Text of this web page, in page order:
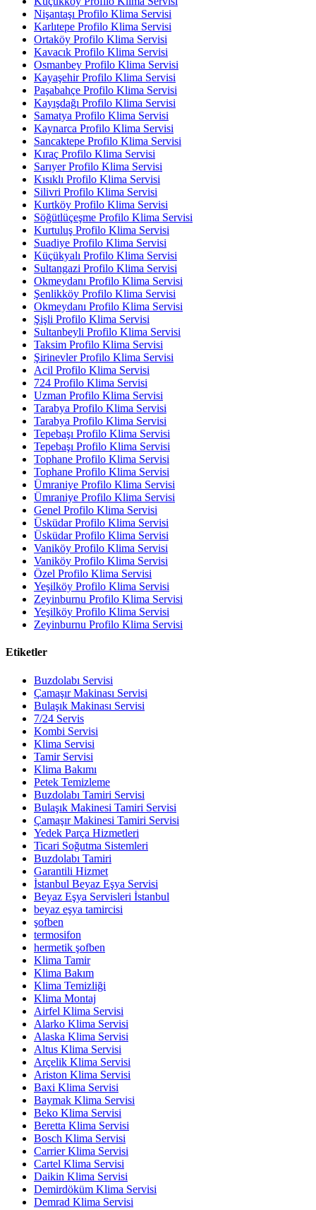
Nişantaşı Profilo Klima Servisi
Karlıtepe Profilo Klima Servisi
Ortaköy Profilo Klima Servisi
Kavacık Profilo Klima Servisi
Osmanbey Profilo Klima Servisi
Kayaşehir Profilo Klima Servisi
Paşabahçe Profilo Klima Servisi
Kayışdağı Profilo Klima Servisi
Samatya Profilo Klima Servisi
Kaynarca Profilo Klima Servisi
Sancaktepe Profilo Klima Servisi
Kıraç Profilo Klima Servisi
Sarıyer Profilo Klima Servisi
Kısıklı Profilo Klima Servisi
Silivri Profilo Klima Servisi
Kurtköy Profilo Klima Servisi
Söğütlüçeşme Profilo Klima Servisi
Kurtuluş Profilo Klima Servisi
Suadiye Profilo Klima Servisi
Küçükyalı Profilo Klima Servisi
Sultangazi Profilo Klima Servisi
Okmeydanı Profilo Klima Servisi
Şenlikköy Profilo Klima Servisi
Okmeydanı Profilo Klima Servisi
Şişli Profilo Klima Servisi
Sultanbeyli Profilo Klima Servisi
Taksim Profilo Klima Servisi
Şirinevler Profilo Klima Servisi
Acil Profilo Klima Servisi
724 Profilo Klima Servisi
Uzman Profilo Klima Servisi
Tarabya Profilo Klima Servisi
Tarabya Profilo Klima Servisi
Tepebaşı Profilo Klima Servisi
Tepebaşı Profilo Klima Servisi
Tophane Profilo Klima Servisi
Tophane Profilo Klima Servisi
Ümraniye Profilo Klima Servisi
Ümraniye Profilo Klima Servisi
Genel Profilo Klima Servisi
Üsküdar Profilo Klima Servisi
Üsküdar Profilo Klima Servisi
Vaniköy Profilo Klima Servisi
Vaniköy Profilo Klima Servisi
Özel Profilo Klima Servisi
Yeşilköy Profilo Klima Servisi
Zeyinburnu Profilo Klima Servisi
Yeşilköy Profilo Klima Servisi
Zeyinburnu Profilo Klima Servisi
Etiketler
Buzdolabı Servisi
Çamaşır Makinası Servisi
Bulaşık Makinası Servisi
7/24 Servis
Kombi Servisi
Klima Servisi
Tamir Servisi
Klima Bakımı
Petek Temizleme
Buzdolabı Tamiri Servisi
Bulaşık Makinesi Tamiri Servisi
Çamaşır Makinesi Tamiri Servisi
Yedek Parça Hizmetleri
Ticari Soğutma Sistemleri
Buzdolabı Tamiri
Garantili Hizmet
İstanbul Beyaz Eşya Servisi
Beyaz Eşya Servisleri İstanbul
beyaz eşya tamircisi
şofben
termosifon
hermetik şofben
Klima Tamir
Klima Bakım
Klima Temizliği
Klima Montaj
Airfel Klima Servisi
Alarko Klima Servisi
Alaska Klima Servisi
Altus Klima Servisi
Arçelik Klima Servisi
Ariston Klima Servisi
Baxi Klima Servisi
Baymak Klima Servisi
Beko Klima Servisi
Beretta Klima Servisi
Bosch Klima Servisi
Carrier Klima Servisi
Cartel Klima Servisi
Daikin Klima Servisi
Demirdöküm Klima Servisi
Demrad Klima Servisi